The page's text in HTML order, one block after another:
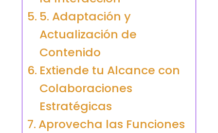
5. Adaptación y
Actualización de
Contenido
Extiende tu Alcance con
Colaboraciones
Estratégicas
Aprovecha las Funciones